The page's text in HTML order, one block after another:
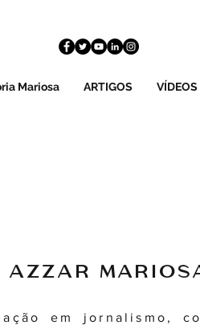
Mariosa ARTIGOS VÍDEOS
AZZAR
em jornalismo,